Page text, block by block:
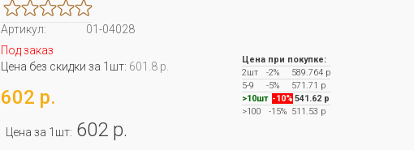
Артикул:
01-04028
Под заказ
Цена без скидки за 1шт: 601.8 р.
602 р.
Цена за 1шт: 602 р.
Цена при покупке:
2шт
-2%
589.764 р
5-9
-5%
571.71 р
>10шт -10% 541.62 р
>100
-15%511.53 р